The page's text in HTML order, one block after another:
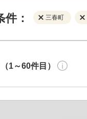
件： 三春町
1～60件目）